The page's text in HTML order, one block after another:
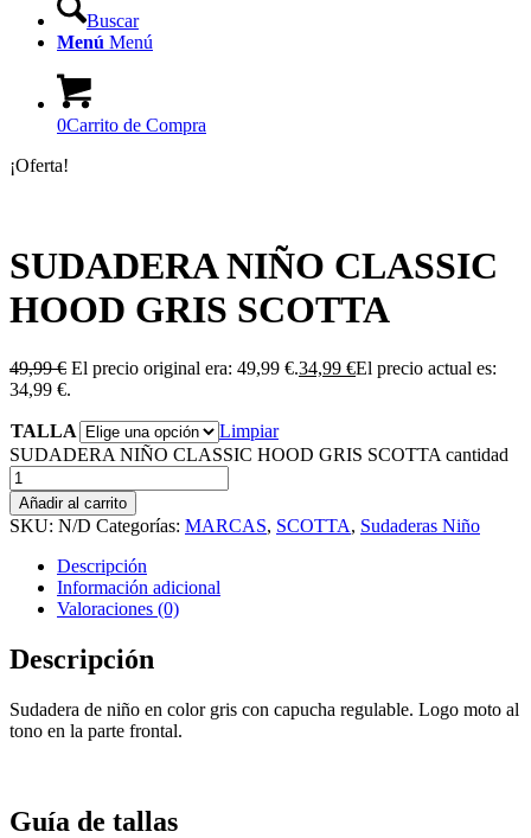
Buscar
Menú Menú
0Carrito de Compra
¡Oferta!
SUDADERA NIÑO CLASSIC
HOOD GRIS SCOTTA
49,99€ El precio original era: 49,99 €.34,99 €El precio actual es:
34,99 €.
TALLA
Limpiar
SUDADERA NIÑO CLASSIC HOOD GRIS SCOTTA cantidad
Añadir al carrito
SKU: N/D Categorías: MARCAS, SCOTTA, Sudaderas Niño
Descripción
Información adicional
Valoraciones (0)
Descripción
Sudadera de niño en color gris con capucha regulable. Logo moto al
tono en la parte frontal.
Guía de tallas